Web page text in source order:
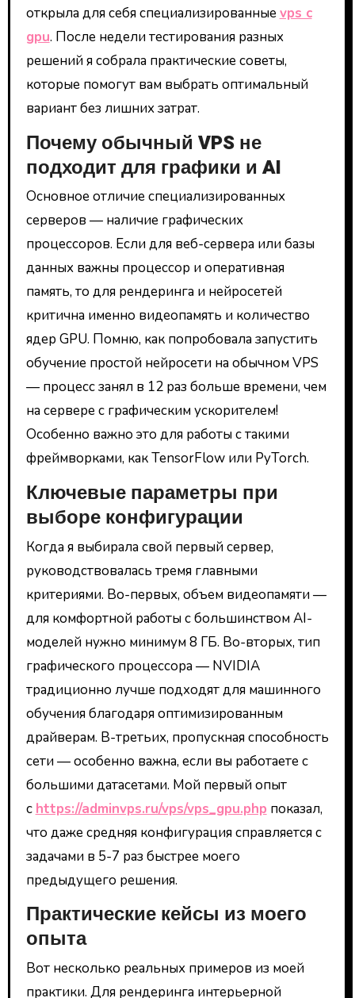
открыла для себя специализированныеvps с
gpu. После недели тестирования разных
решений я собрала практические советы,
которые помогут вам выбрать оптимальный
вариант без лишних затрат.
Почему обычный VPS не
подходит для графики и AI
Основное отличие специализированных
серверов — наличие графических
процессоров. Если для веб-сервера или базы
данных важны процессор и оперативная
память, то для рендеринга и нейросетей
критична именно видеопамять и количество
ядер GPU. Помню, как попробовала запустить
обучение простой нейросети на обычном VPS
— процесс занял в 12 раз больше времени, чем
на сервере с графическим ускорителем!
Особенно важно это для работы с такими
фреймворками, как TensorFlow или PyTorch.
Ключевые параметры при
выборе конфигурации
Когда я выбирала свой первый сервер,
руководствовалась тремя главными
критериями. Во-первых, объем видеопамяти —
для комфортной работы с большинством AI-
моделей нужно минимум 8 ГБ. Во-вторых, тип
графического процессора — NVIDIA
традиционно лучше подходят для машинного
обучения благодаря оптимизированным
драйверам. В-третьих, пропускная способность
сети — особенно важна, если вы работаете с
большими датасетами. Мой первый опыт
с https://adminvps.ru/vps/vps_gpu.php показал,
что даже средняя конфигурация справляется с
задачами в 5-7 раз быстрее моего
предыдущего решения.
Практические кейсы из моего
опыта
Вот несколько реальных примеров из моей
практики. Для рендеринга интерьерной